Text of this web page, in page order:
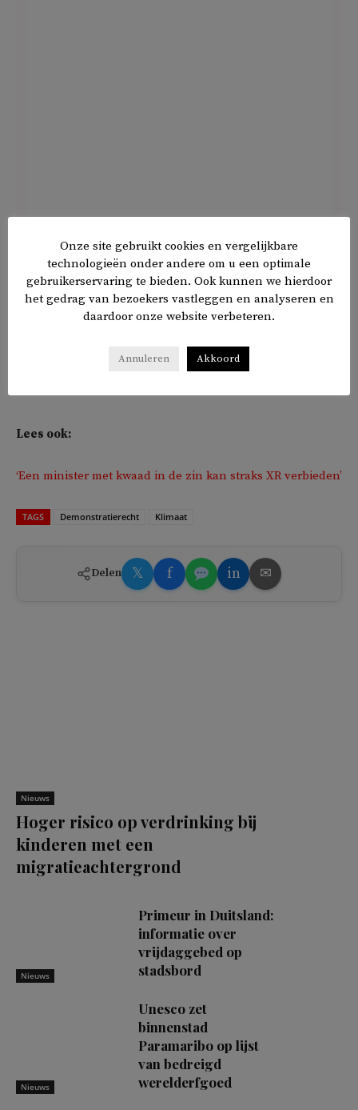
De Tweede Kamernam gisteren meer motiesaan om orde
verstorende demonstraties aan te pakken. Als het aan de
Tweede Kamer worden deze demonstraties op 4 mei
(Dodenherdenking), 15 augustus (de Indiëherdenking) en
Lees ook:
‘Een minister met kwaad in de zin kan straks XR verbieden’
TAGS Demonstratierecht Klimaat
Delen 𝕏 f in ✉
Nieuws
Hoger risico op verdrinking bij
kinderen met een
migratieachtergrond
Nieuws
Primeur in Duitsland:
informatie over
vrijdaggebed op
stadsbord
Nieuws
Unesco zet
binnenstad
Paramaribo op lijst
van bedreigd
werelderfgoed
Onze site gebruikt cookies en vergelijkbare
technologieën onder andere om u een optimale
gebruikerservaring te bieden. Ook kunnen we hierdoor
het gedrag van bezoekers vastleggen en analyseren en
daardoor onze website verbeteren.
Annuleren Akkoord